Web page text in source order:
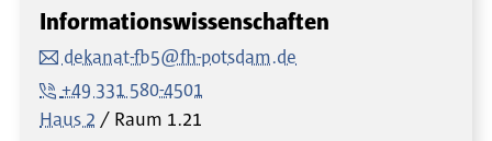
Informationswissenschaften
dekanat-fb5@fh-potsdam.de
+49 331 580-4501
Haus 2
Raum 1.21